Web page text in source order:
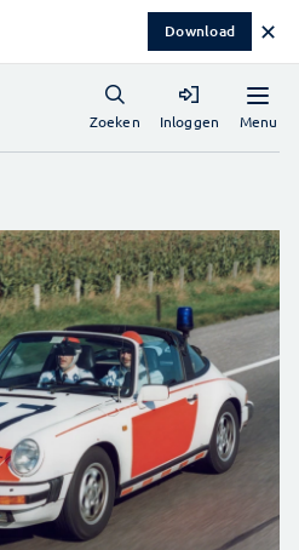
Download ✕
Menu
Zoeken Inloggen